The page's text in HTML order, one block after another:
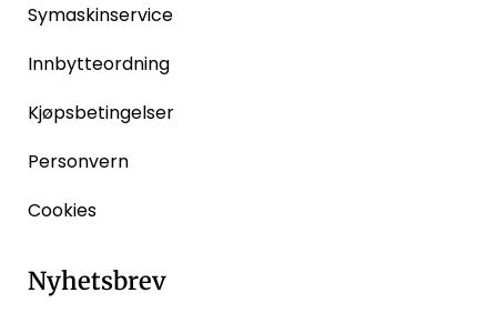
Symaskinservice
Innbytteordning
Kjøpsbetingelser
Personvern
Cookies
Nyhetsbrev